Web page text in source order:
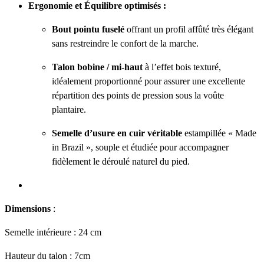
Ergonomie et Équilibre optimisés :
Bout pointu fuselé offrant un profil affûté très élégant
sans restreindre le confort de la marche.
Talon bobine / mi-hautà l’effet bois texturé,
idéalement proportionné pour assurer une excellente
répartition des points de pression sous la voûte
plantaire.
Semelle d’usure en cuir véritable estampillée « Made
in Brazil », souple et étudiée pour accompagner
fidèlement le déroulé naturel du pied.
Dimensions :
Semelle intérieure : 24 cm
Hauteur du talon : 7cm